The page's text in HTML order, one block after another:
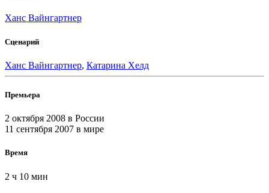
Ханс Вайнгартнер
Сценарий
Ханс Вайнгартнер, Катарина Хелд
Премьера
2 октября 2008 в России
11 сентября 2007 в мире
Время
2 ч 10 мин